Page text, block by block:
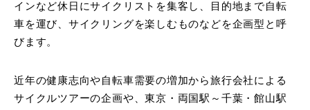
インなど休日にサイクリストを集客し、目的地まで自転
車を運び、サイクリングを楽しむものなどを企画型と呼
びます。
近年の健康志向や自転車需要の増加から旅行会社による
サイクルツアーの企画や、東京・両国駅～千葉・館山駅